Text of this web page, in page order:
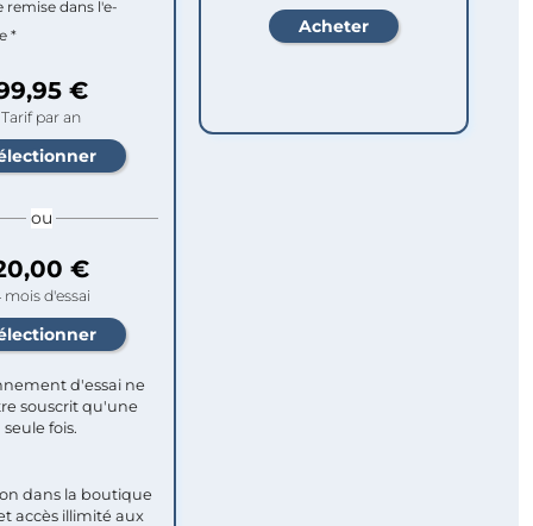
remise dans l'e-
*
€
Tarif par an
ou
€
mois d'essai
d'essai ne
souscrit qu'une
seule fois.​
dans la boutique
accès illimité aux